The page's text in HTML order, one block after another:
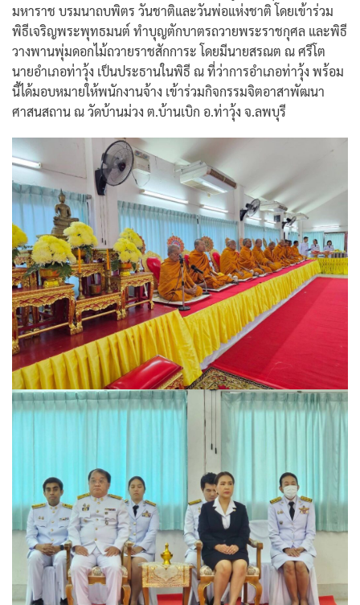
มหาราช บรมนาถบพิตร วันชาติและวันพ่อแห่งชาติ โดยเข้าร่วม
พิธีเจริญพระพุทธมนต์ ทำบุญตักบาตรถวายพระราชกุศล และพิธี
วางพานพุ่มดอกไม้ถวายราชสักการะ โดยมีนายสรณต ณ ศรีโต
นายอำเภอท่าวุ้ง เป็นประธานในพิธี ณ ที่ว่าการอำเภอท่าวุ้ง พร้อม
นี้ได้มอบหมายให้พนักงานจ้าง เข้าร่วมกิจกรรมจิตอาสาพัฒนา
ศาสนสถาน ณ วัดบ้านม่วง ต.บ้านเบิก อ.ท่าวุ้ง จ.ลพบุรี